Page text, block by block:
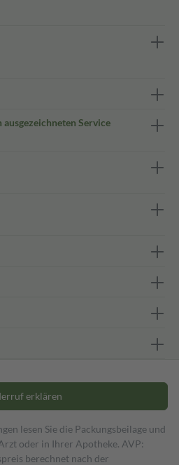
Service
erklären
lesen Sie die Packungsbeilage und
oder in Ihrer Apotheke. AVP:
berechnet nach der